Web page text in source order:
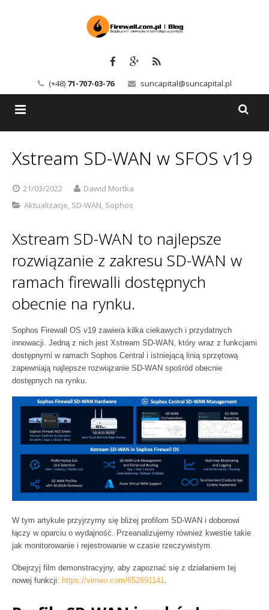
(+48) 71-707-03-76 suncapital@suncapital.pl
Sophos
Usługi
Polityka prywatności
Xstream SD-WAN w SFOS v19
21/03/2022
Dawid Mortka
Aktualizacje, SD-WAN, Sophos
Xstream SD-WAN to najlepsze
rozwiązanie z zakresu SD-WAN w
ramach firewalli dostępnych
obecnie na rynku.
Sophos Firewall OS v19 zawiera kilka ciekawych i przydatnych
innowacji. Jedną z nich jest Xstream SD-WAN, który wraz z funkcjami
dostępnymi w ramach Sophos Central i istniejącą linią sprzętową
zapewniają najlepsze rozwiązanie SD-WAN spośród obecnie
dostępnych na rynku.
W tym artykule przyjrzymy się bliżej profilom SD-WAN i doborowi
łączy w oparciu o wydajność. Przeanalizujemy również kwestie takie
jak monitorowanie i rejestrowanie w czasie rzeczywistym.
Obejrzyj film demonstracyjny, aby zapoznać się z działaniem tej
nowej funkcji: https://vimeo.com/652691141.